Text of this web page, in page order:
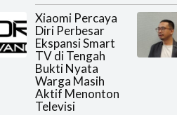
Xiaomi Percaya
Diri Perbesar
Ekspansi Smart
TV di Tengah
Bukti Nyata
Warga Masih
Aktif Menonton
Televisi